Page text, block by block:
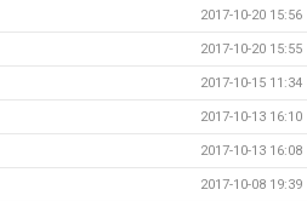
2017-10-20 15:56
2017-10-20 15:55
2017-10-15 11:34
2017-10-13 16:10
2017-10-13 16:08
2017-10-08 19:39